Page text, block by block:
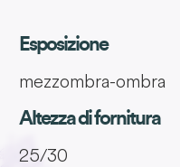
Esposizione
mezzombra-ombra
Altezza di fornitura
25/30